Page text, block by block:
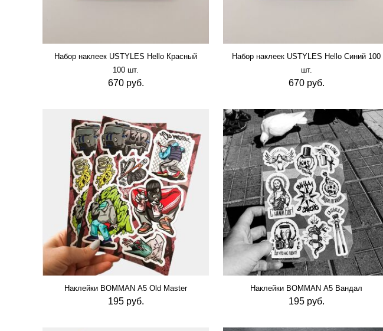
Набор наклеек USTYLES Hello Красный
100 шт.
670 руб.
Набор наклеек USTYLES Hello Синий 100
шт.
670 руб.
Наклейки BOMMAN А5 Old Master
195 руб.
Наклейки BOMMAN А5 Вандал
195 руб.